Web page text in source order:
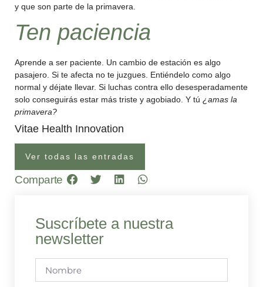
y que son parte de la primavera.
Ten paciencia
Aprende a ser paciente. Un cambio de estación es algo
pasajero. Si te afecta no te juzgues. Entiéndelo como algo
normal y déjate llevar. Si luchas contra ello desesperadamente
solo conseguirás estar más triste y agobiado. Y tú ¿amas la
primavera?
Vitae Health Innovation
Ver todas las entradas
Comparte
Suscríbete a nuestra
newsletter